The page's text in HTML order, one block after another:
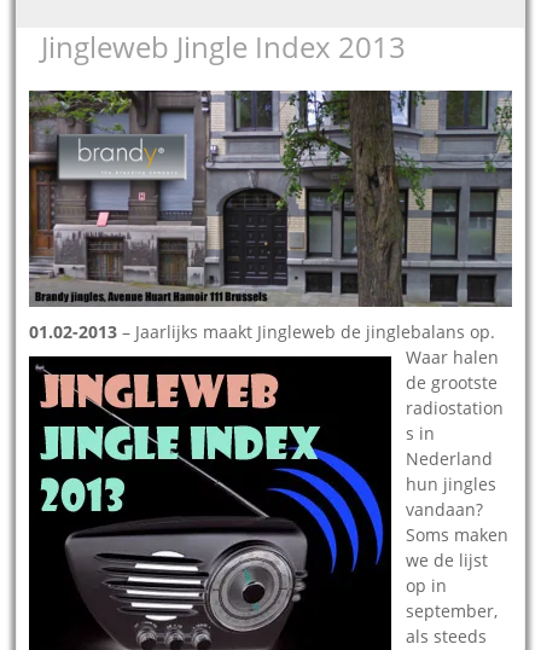
Jingleweb Jingle Index 2013
01.02-2013 – Jaarlijks maakt Jingleweb de jinglebalans op.
Waar halen
de grootste
radiostation
s in
Nederland
hun jingles
vandaan?
Soms maken
we de lijst
op in
september,
als steeds